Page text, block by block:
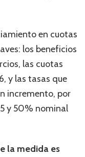
en cuotas
los beneficios
las cuotas
y las tasas que
incremento, por
y 50% nominal
la medida es